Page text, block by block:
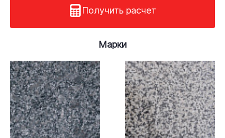
Получить расчет
Марки